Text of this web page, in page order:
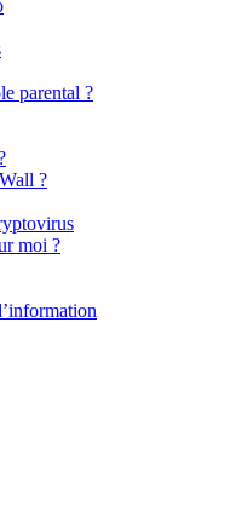
parental ?
?
moi ?